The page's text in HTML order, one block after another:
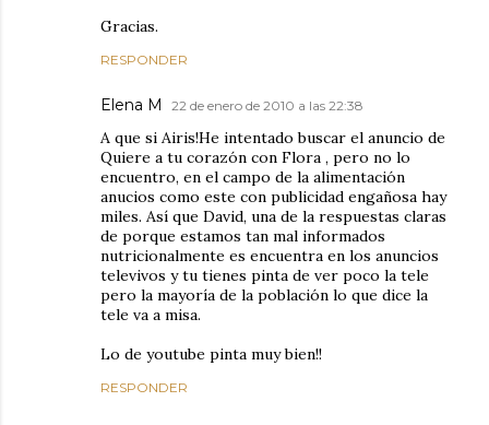
Gracias.
RESPONDER
Elena M 22 de enero de 2010 a las 22:38
A que si Airis!He intentado buscar el anuncio de
Quiere a tu corazón con Flora , pero no lo
encuentro, en el campo de la alimentación
anucios como este con publicidad engañosa hay
miles. Así que David, una de la respuestas claras
de porque estamos tan mal informados
nutricionalmente es encuentra en los anuncios
televivos y tu tienes pinta de ver poco la tele
pero la mayoría de la población lo que dice la
tele va a misa.
Lo de youtube pinta muy bien!!
RESPONDER